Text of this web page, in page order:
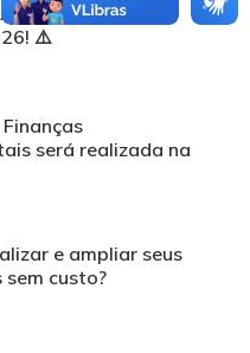
Semana do
⚠️
será realizada na
e ampliar seus
sem custo?